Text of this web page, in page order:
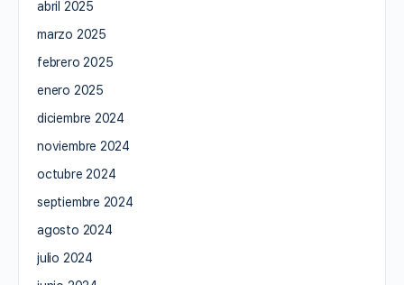
abril 2025
marzo 2025
febrero 2025
enero 2025
diciembre 2024
noviembre 2024
octubre 2024
septiembre 2024
agosto 2024
julio 2024